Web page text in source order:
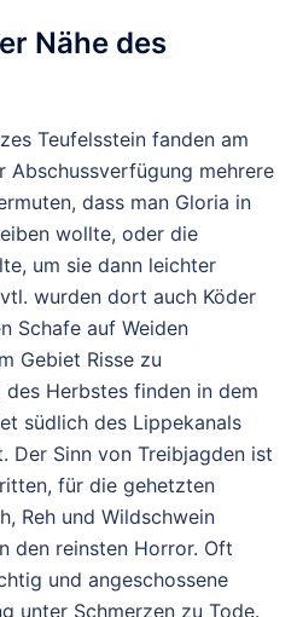
Nähe des
Teufelsstein fanden am
Abschussverfügung mehrere
dass man Gloria in
wollte, oder die
um sie dann leichter
wurden dort auch Köder
Schafe auf Weiden
Gebiet Risse zu
Herbstes finden in dem
südlich des Lippekanals
Der Sinn von Treibjagden ist
für die gehetzten
Reh und Wildschwein
den reinsten Horror. Oft
und angeschossene
unter Schmerzen zu Tode.